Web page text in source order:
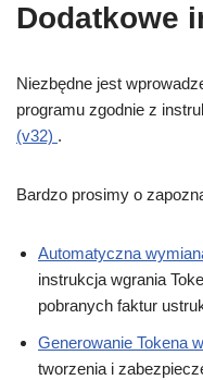
Dodatkowe
Niezbędne jest
programu zgodnie z
(v32) .
Bardzo prosimy o
Automatyczna
instrukcja wgrania
pobranych faktur
Generowanie Tokena
tworzenia i